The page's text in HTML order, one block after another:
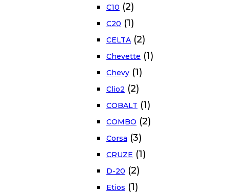
C10 (2)
C20 (1)
CELTA (2)
Chevette (1)
Chevy (1)
Clio2 (2)
COBALT (1)
COMBO (2)
Corsa (3)
CRUZE (1)
D-20 (2)
Etios (1)